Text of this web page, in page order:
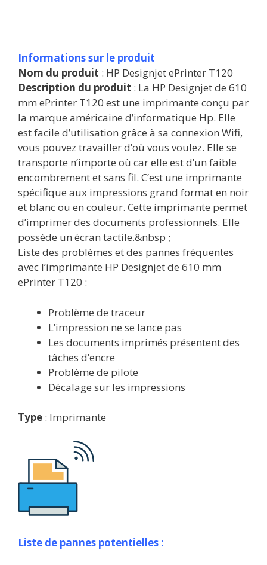
Informations sur le produit
Nom du produit : HP Designjet ePrinter T120
Description du produit : La HP Designjet de 610
mm ePrinter T120 est une imprimante conçu par
la marque américaine d’informatique Hp. Elle
est facile d’utilisation grâce à sa connexion Wifi,
vous pouvez travailler d’où vous voulez. Elle se
transporte n’importe où car elle est d’un faible
encombrement et sans fil. C’est une imprimante
spécifique aux impressions grand format en noir
et blanc ou en couleur. Cette imprimante permet
d’imprimer des documents professionnels. Elle
possède un écran tactile.&nbsp ;
Liste des problèmes et des pannes fréquentes
avec l’imprimante HP Designjet de 610 mm
ePrinter T120 :
Problème de traceur
L’impression ne se lance pas
Les documents imprimés présentent des
tâches d’encre
Problème de pilote
Décalage sur les impressions
Type : Imprimante
Liste de pannes potentielles :